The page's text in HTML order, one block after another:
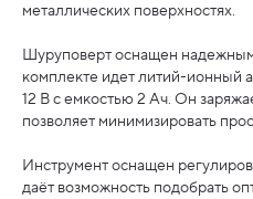
металлических поверхностях.
Шуруповерт оснащен
комплекте идет литий-ионный
12 В с емкостью 2 Ач. Он
позволяет минимизировать
Инструмент оснащен
даёт возможность подобрать